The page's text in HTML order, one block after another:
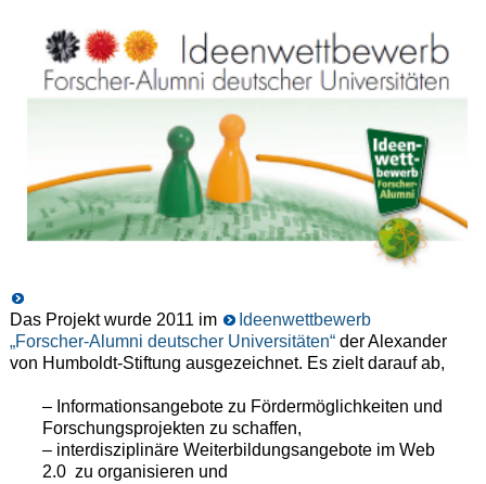
Das Projekt wurde 2011 im
Ideenwettbewerb
„Forscher-Alumni deutscher Universitäten“der Alexander
von Humboldt-Stiftung ausgezeichnet. Es zielt darauf ab,
– Informationsangebote zu Fördermöglichkeiten und
Forschungsprojekten zu schaffen,
– interdisziplinäre Weiterbildungsangebote im Web
2.0 zu organisieren und